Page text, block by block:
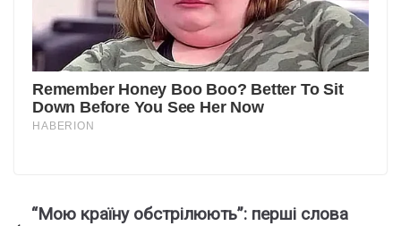
“Мою країну обстрілюють”: перші слова